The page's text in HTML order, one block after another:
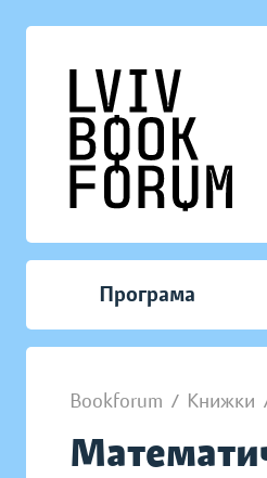
Програма
Bookforum / Книжки